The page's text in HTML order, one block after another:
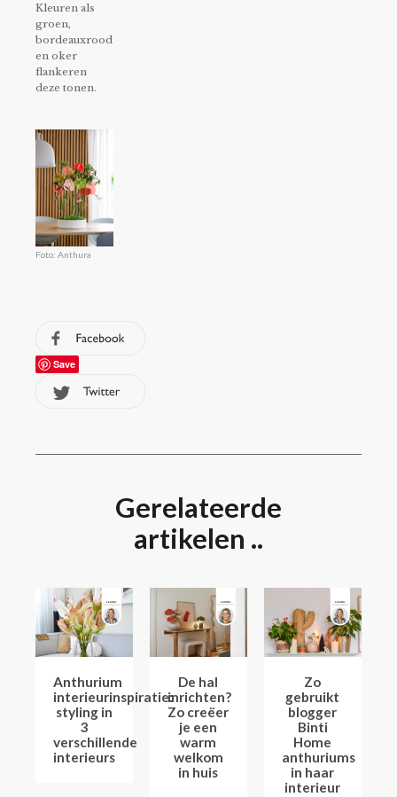
Kleuren als
groen,
bordeauxrood
en oker
flankeren
deze tonen.
Foto: Anthura
Save
Gerelateerde
artikelen ..
Anthurium
interieurinspiratie:
styling in
3
verschillende
interieurs
De hal
inrichten?
Zo creëer
je een
warm
welkom
in huis
Zo
gebruikt
blogger
Binti
Home
anthuriums
in haar
interieur